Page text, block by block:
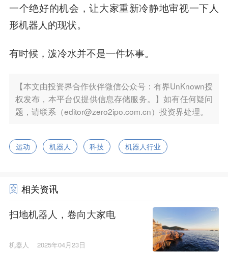
一个绝好的机会，让大家重新冷静地审视一下人
形机器人的现状。
有时候，泼冷水并不是一件坏事。
【本文由投资界合作伙伴微信公众号：有界UnKnown授
权发布，本平台仅提供信息存储服务。】如有任何疑问
题，请联系（editor@zero2ipo.com.cn）投资界处理。
运动 机器人 科技 机器人行业
相关资讯
扫地机器人，卷向大家电
机器人 2025年04月23日